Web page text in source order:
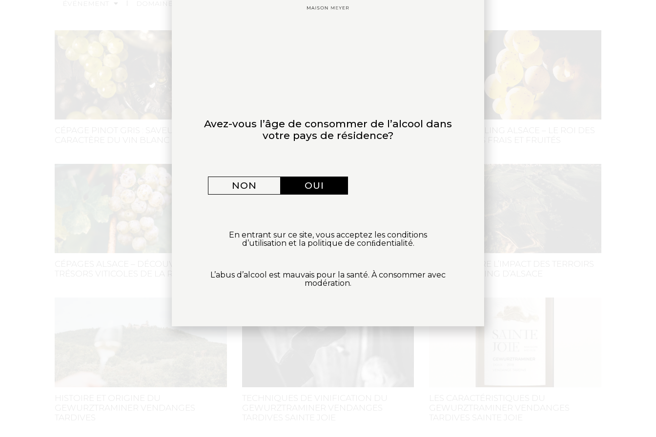
CÉPAGE PINOT GRIS : SAVEURS ET
CARACTÈRE DU VIN BLANC
LES VENDANGES TARDIVES OU L’ART DE
LA PATIENCE
CÉPAGE RIESLING ALSACE – LE ROI DES
VINS BLANCS FRAIS ET FRUITÉS
CÉPAGES ALSACE – DÉCOUVERTE DES
TRÉSORS VITICOLES DE LA RÉGION
COMPRENDRE L’IMPACT DES TERROIRS
SUR LE RIESLING D’ALSACE
HISTOIRE ET ORIGINE DU
GEWURZTRAMINER VENDANGES
TARDIVES
TECHNIQUES DE VINIFICATION DU
GEWURZTRAMINER VENDANGES
TARDIVES SAINTE JOIE
LES CARACTÉRISTIQUES DU
GEWURZTRAMINER VENDANGES
TARDIVES SAINTE JOIE
Avez-vous l’âge de consommer de l’alcool dans
votre pays de résidence?
NON OUI
En entrant sur ce site, vous acceptez les conditions
d’utilisation et la politique de conﬁdentialité.
L’abus d’alcool est mauvais pour la santé. À consommer avec
modération.